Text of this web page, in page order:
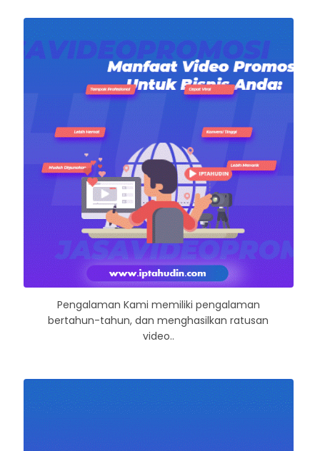
Pengalaman Kami memiliki pengalaman
bertahun-tahun, dan menghasilkan ratusan
video..